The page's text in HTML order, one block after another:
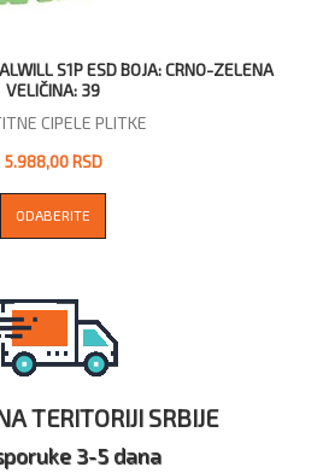
S1P ESD BOJA: CRNO-ZELENA
VELIČINA: 39
CIPELE PLITKE
5.988,00 RSD
ODABERITE
TERITORIJI SRBIJE
3-5 dana